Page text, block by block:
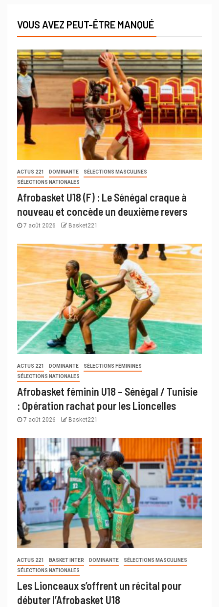
VOUS AVEZ PEUT-ÊTRE MANQUÉ
ACTUS 221 DOMINANTE
SÉLECTIONS MASCULINES
SÉLECTIONS NATIONALES
Afrobasket U18 (F) : Le Sénégal craque à
nouveau et concède un deuxième revers
7 août 2026 Basket221
ACTUS 221 DOMINANTE
SÉLECTIONS FÉMININES
SÉLECTIONS NATIONALES
Afrobasket féminin U18 – Sénégal / Tunisie
: Opération rachat pour les Lioncelles
7 août 2026 Basket221
ACTUS 221 BASKET INTER DOMINANTE
SÉLECTIONS MASCULINES
SÉLECTIONS NATIONALES
Les Lionceaux s’offrent un récital pour
débuter l’Afrobasket U18